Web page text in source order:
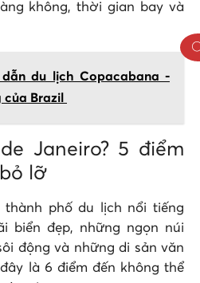
không, thời gian bay và
dẫn du lịch Copacabana -
Brazil
Janeiro? 5 điểm
lỡ
thành phố du lịch nổi tiếng
biển đẹp, những ngọn núi
động và những di sản văn
là 6 điểm đến không thể